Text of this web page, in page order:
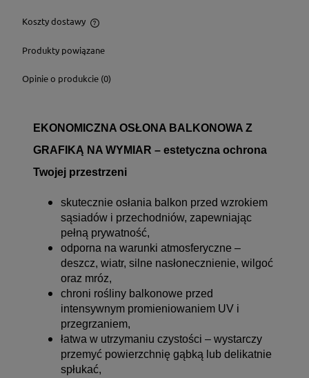
Koszty dostawy
Cena nie zawiera ewentualnych kosztów płatności
Produkty powiązane
Opinie o produkcie (0)
EKONOMICZNA OSŁONA BALKONOWA Z
GRAFIKĄ NA WYMIAR – estetyczna ochrona
Twojej przestrzeni
skutecznie osłania balkon przed wzrokiem
sąsiadów i przechodniów, zapewniając
pełną prywatność,
odporna na warunki atmosferyczne –
deszcz, wiatr, silne nasłonecznienie, wilgoć
oraz mróz,
chroni rośliny balkonowe przed
intensywnym promieniowaniem UV i
przegrzaniem,
łatwa w utrzymaniu czystości – wystarczy
przemyć powierzchnię gąbką lub delikatnie
spłukać,